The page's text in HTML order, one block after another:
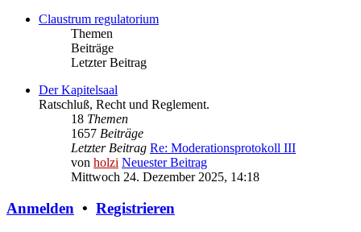
Claustrum regulatorium
Themen
Beiträge
Letzter Beitrag
Der Kapitelsaal
Ratschluß, Recht und Reglement.
18 Themen
1657 Beiträge
Letzter Beitrag Re: Moderationsprotokoll III
von holzi Neuester Beitrag
Mittwoch 24. Dezember 2025, 14:18
Anmelden • Registrieren